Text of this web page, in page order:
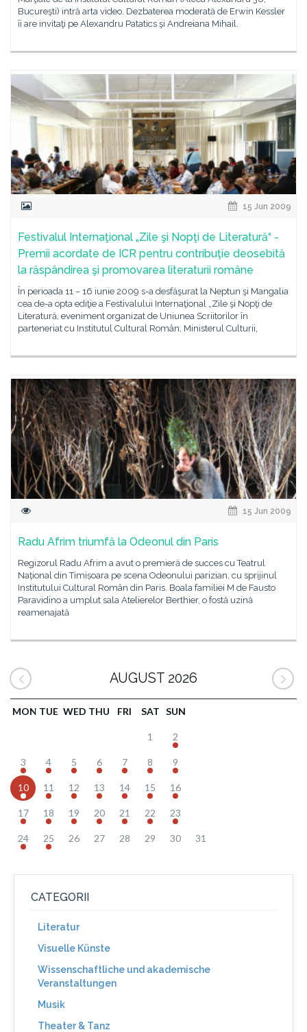
Bucureşti) intră arta video. Dezbaterea moderată de Erwin Kessler
îi are invitaţi pe Alexandru Patatics şi Andreiana Mihail.
15 Jun 2009
Festivalul Internaţional „Zile şi Nopţi de Literatură“ -
Premii acordate de ICR pentru contribuţie deosebită
la răspândirea şi promovarea literaturii române
În perioada 11 – 16 iunie 2009 s-a desfăşurat la Neptun şi Mangalia
cea de-a opta ediţie a Festivalului Internaţional „Zile şi Nopţi de
Literatură, eveniment organizat de Uniunea Scriitorilor în
parteneriat cu Institutul Cultural Român, Ministerul Culturii,
15 Jun 2009
Radu Afrim triumfă la Odeonul din Paris
Regizorul Radu Afrim a avut o premieră de succes cu Teatrul
Național din Timișoara pe scena Odeonului parizian, cu sprijinul
Institutului Cultural Român din Paris. Boala familiei M de Fausto
Paravidino a umplut sala Atelierelor Berthier, o fostă uzină
reamenajată
AUGUST 2026
MON TUE WED THU FRI SAT SUN
1 2
3 4 5 6 7 8 9
10 11 12 13 14 15 16
17 18 19 20 21 22 23
24 25 26 27 28 29 30 31
CATEGORII
Literatur
Visuelle Künste
Wissenschaftliche und akademische
Veranstaltungen
Musik
Theater & Tanz